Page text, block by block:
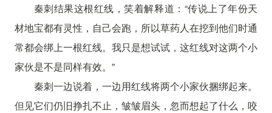
秦刺结果这根红线，笑着解释道：“传说上了年份天
材地宝都有灵性，自己会跑，所以草药人在挖到他们时通
常都会绑上一根红线。我只是想试试，这红线对这两个小
家伙是不是同样有效。”
秦刺一边说着，一边用红线将两个小家伙捆绑起来。
但见它们仍旧挣扎不止，皱皱眉头，忽而想起了什么，咬